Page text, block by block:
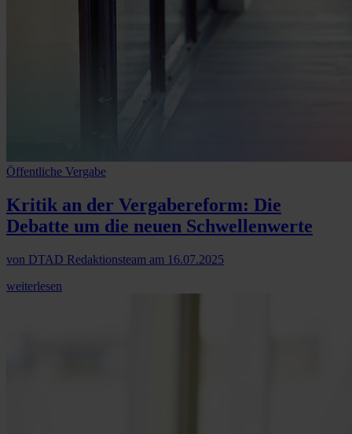
Öffentliche Vergabe
Kritik an der Vergabereform: Die
Debatte um die neuen Schwellenwerte
von DTAD Redaktionsteam am 16.07.2025
weiterlesen